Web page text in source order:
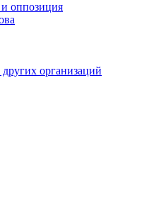
оппозиция
организаций